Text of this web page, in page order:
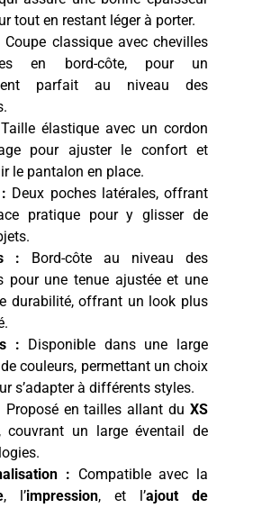
tout en restant léger à porter.
Coupe classique avec chevilles
en bord-côte, pour un
parfait au niveau des
Taille élastique avec un cordon
pour ajuster le confort et
le pantalon en place.
Deux poches latérales, offrant
pratique pour y glisser de
: Bord-côte au niveau des
pour une tenue ajustée et une
durabilité, offrant un look plus
: Disponible dans une large
couleurs, permettant un choix
s’adapter à différents styles.
Proposé en tailles allant duXS
couvrant un large éventail de
: Compatible avec la
, l’impression, et l’ajout de